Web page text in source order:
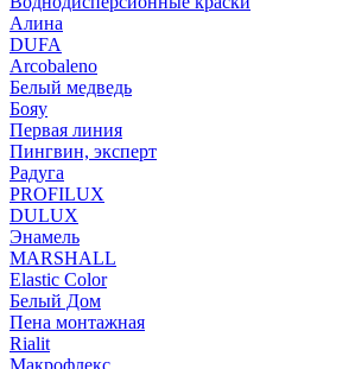
Алина
DUFA
Arcobaleno
Белый медведь
Бояу
Первая линия
Пингвин, эксперт
Радуга
PROFILUX
DULUX
Энамель
MARSHALL
Elastic Color
Белый Дом
Пена монтажная
Rialit
Макрофлекс